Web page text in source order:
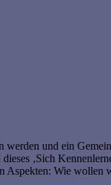
und ein
‚Sich
Aspekten: Wie